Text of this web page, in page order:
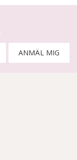
ANMÄL MIG